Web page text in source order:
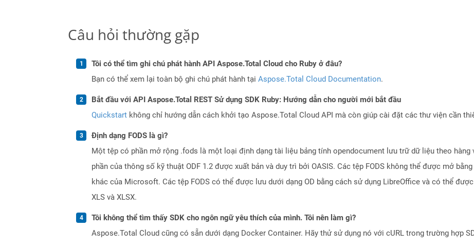
Câu hỏi thường gặp
Tôi có thể tìm ghi chú phát hành API Aspose.Total Cloud cho Ruby ở đâu?
Bạn có thể xem lại toàn bộ ghi chú phát hành tại Aspose.Total Cloud Documentation.
Bắt đầu với API Aspose.Total REST Sử dụng SDK Ruby: Hướng dẫn cho người mới bắt đầu
Quickstart không chỉ hướng dẫn cách khởi tạo Aspose.Total Cloud API mà còn giúp cài đặt các thư viện cần
Định dạng FODS là gì?
Một tệp có phần mở rộng .fods là một loại định dạng tài liệu bảng tính opendocument lưu trữ dữ liệu theo
phần của thông số kỹ thuật ODF 1.2 được xuất bản và duy trì bởi OASIS. Các tệp FODS không thể được mở
khác của Microsoft. Các tệp FODS có thể được lưu dưới dạng OD bằng cách sử dụng LibreOffice và có thể
XLS và XLSX.
Tôi không thể tìm thấy SDK cho ngôn ngữ yêu thích của mình. Tôi nên làm gì?
Aspose.Total Cloud cũng có sẵn dưới dạng Docker Container. Hãy thử sử dụng nó với cURL trong trường hợp